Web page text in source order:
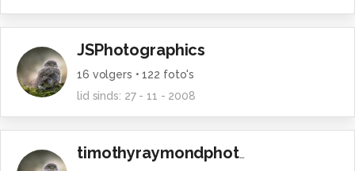
JSPhotographics
16 volgers •122 foto's
lid sinds: 27 - 11 - 2008
timothyraymondphotography